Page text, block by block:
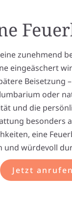
zunehmend
eingeäschert
Beisetzung
oder
und die
besonders
eine
und würdevoll
Jetzt anrufen